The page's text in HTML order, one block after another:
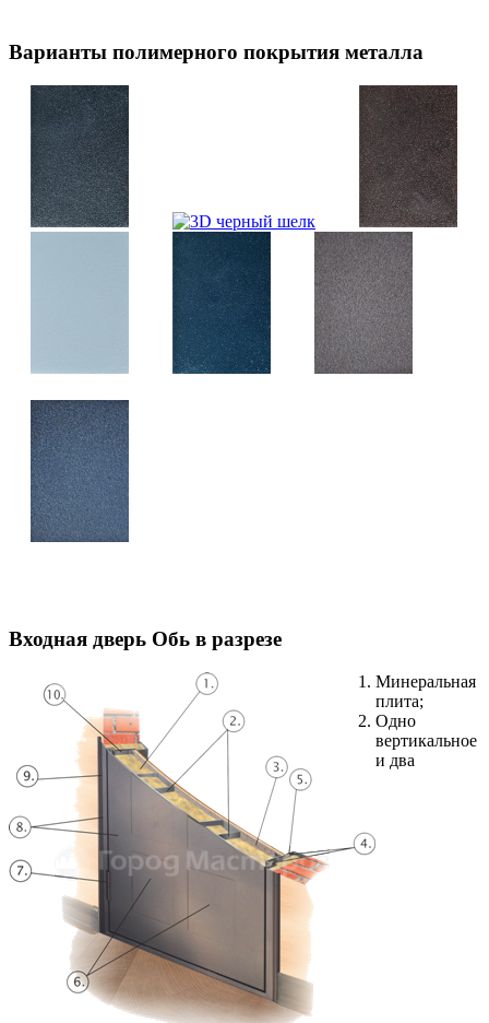
Варианты полимерного покрытия металла
Входная дверь Обь в разрезе
Минеральная
плита;
Одно
вертикальное
и два